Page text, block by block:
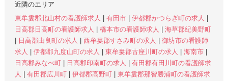
近隣のエリア
東牟婁郡北山村の看護師求人
有田市 伊都郡かつらぎ町の求人
日高郡日高町の看護師求人
橋本市の看護師求人
海草郡紀美野町
日高郡由良町の求人 西牟婁郡すさみ町の求人
御坊市の看護師
求人
伊都郡九度山町の求人 東牟婁郡古座川町の求人 海南市
日高郡みなべ町
日高郡印南町の求人
有田郡有田川町の看護師求
人
有田郡広川町 伊都郡高野町
東牟婁郡那智勝浦町の看護師求